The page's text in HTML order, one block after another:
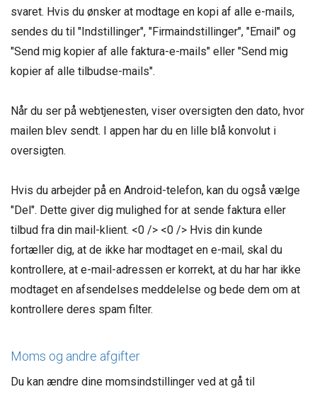
svaret. Hvis du ønsker at modtage en kopi af alle e-mails,
sendes du til "Indstillinger", "Firmaindstillinger", "Email" og
"Send mig kopier af alle faktura-e-mails" eller "Send mig
kopier af alle tilbudse-mails".
Når du ser på webtjenesten, viser oversigten den dato, hvor
mailen blev sendt. I appen har du en lille blå konvolut i
oversigten.
Hvis du arbejder på en Android-telefon, kan du også vælge
"Del". Dette giver dig mulighed for at sende faktura eller
tilbud fra din mail-klient. <0 /> <0 /> Hvis din kunde
fortæller dig, at de ikke har modtaget en e-mail, skal du
kontrollere, at e-mail-adressen er korrekt, at du har har ikke
modtaget en afsendelses meddelelse og bede dem om at
kontrollere deres spam filter.
Moms og andre afgifter
Du kan ændre dine momsindstillinger ved at gå til